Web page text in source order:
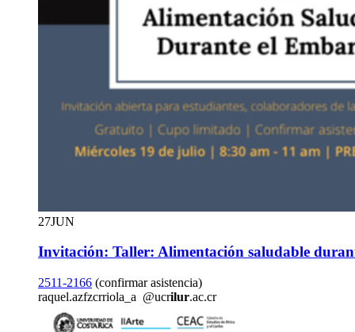
27JUN
Invitación: Taller: Alimentación saludable
2511-2166 (confirmar asistencia)
raquel.azfzcrriola_a @ucrilur.ac.cr